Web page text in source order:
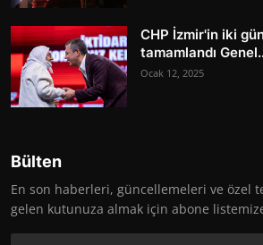
CHP İzmir'in iki
tamamlandı
Ocak 12, 2025
Bülten
En son haberleri, güncellemeleri ve özel
gelen kutunuza almak için abone